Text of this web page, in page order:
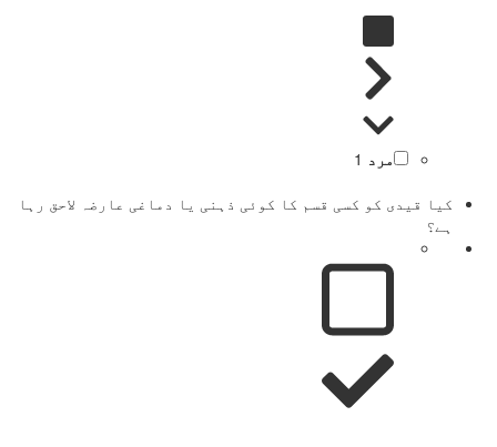
مرد 1
کیا قیدی کو کسی قسم کا کوئی ذہنی یا دماغی عارضہ لاحق رہا
ہے؟